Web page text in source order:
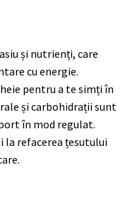
și nutrienți, care
cu energie.
pentru a te simți în
și carbohidrații sunt
în mod regulat.
la refacerea țesutului